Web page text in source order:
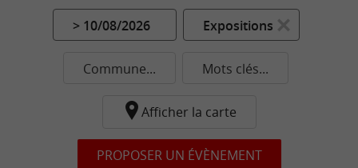
> 10/08/2026 Expositions
Commune... Mots clés...
Afficher la carte
PROPOSER UN ÉVÈNEMENT